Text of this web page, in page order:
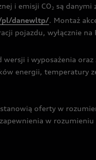
i emisji CO2 są danymi
danewltp/. Montaż
pojazdu, wyłącznie na
i wyposażenia
energii, temperatury
oferty w
w